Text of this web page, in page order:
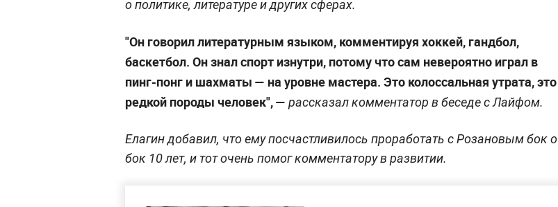
о политике, литературе и других сферах.
"Он говорил литературным языком, комментируя хоккей, гандбол,
баскетбол. Он знал спорт изнутри, потому что сам невероятно играл в
пинг-понг и шахматы — на уровне мастера. Это колоссальная утрата, это
редкой породы человек", — рассказал комментатор в беседе с Лайфом.
Елагин добавил, что ему посчастливилось проработать с Розановым бок о
бок 10 лет, и тот очень помог комментатору в развитии.